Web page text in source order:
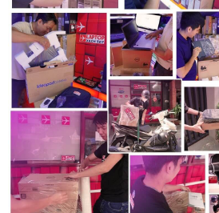
thường như lướt web, xem phim,
tục từ 6-8 giờ.
Khi chơi game hoặc thực hiện
lượng pin có thể giảm xuống, tuy
dùng có thể trải nghiệm mà không
sạc pin liên tục. Công nghệ sạc
giúp người dùng có thể nhanh
sử dụng.
Kết luận